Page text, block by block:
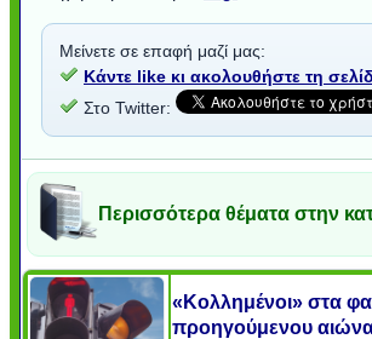
Μείνετε σε επαφή μαζί μας:
Κάντε like κι ακολουθήστε τη
Στο Twitter:
Περισσότερα θέματα στην
«Κολλημένοι» στα
προηγούμενου